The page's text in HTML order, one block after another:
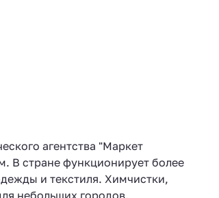
агентства "Маркет
В стране функционирует более
и текстиля. Химчистки,
небольших городов.